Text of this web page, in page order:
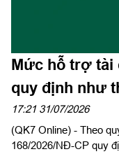
Mức hỗ trợ tài
quy định như
17:21 31/07/2026
(QK7 Online) - Theo quy định tại Điều 3, Nghị định số
168/2026/NĐ-CP quy